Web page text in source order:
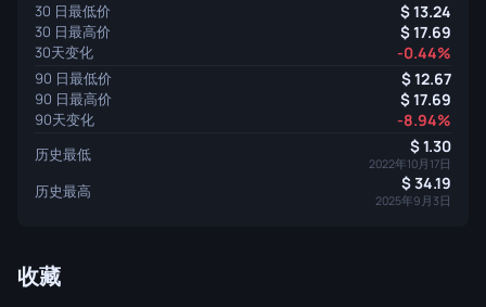
30 日最低价 13.24
30 日最高价 17.69
30天变化 -0.44%
90 日最低价 12.67
90 日最高价 17.69
90天变化 -8.94%
历史最低 1.30
2022年10月17日
历史最高 34.19
2025年9月3日
收藏